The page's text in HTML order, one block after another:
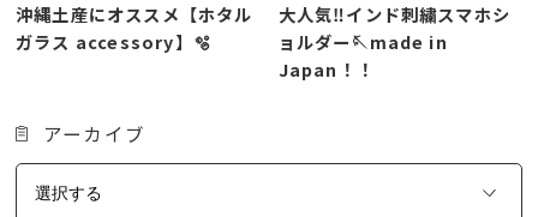
沖縄土産にオススメ【ホタル
ガラス accessory】🫧
大人気‼︎インド刺繍スマホシ
ョルダー🪡made in
Japan！！
アーカイブ